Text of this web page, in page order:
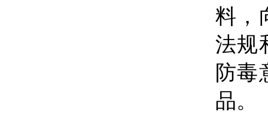
料，
法规
防毒
品。